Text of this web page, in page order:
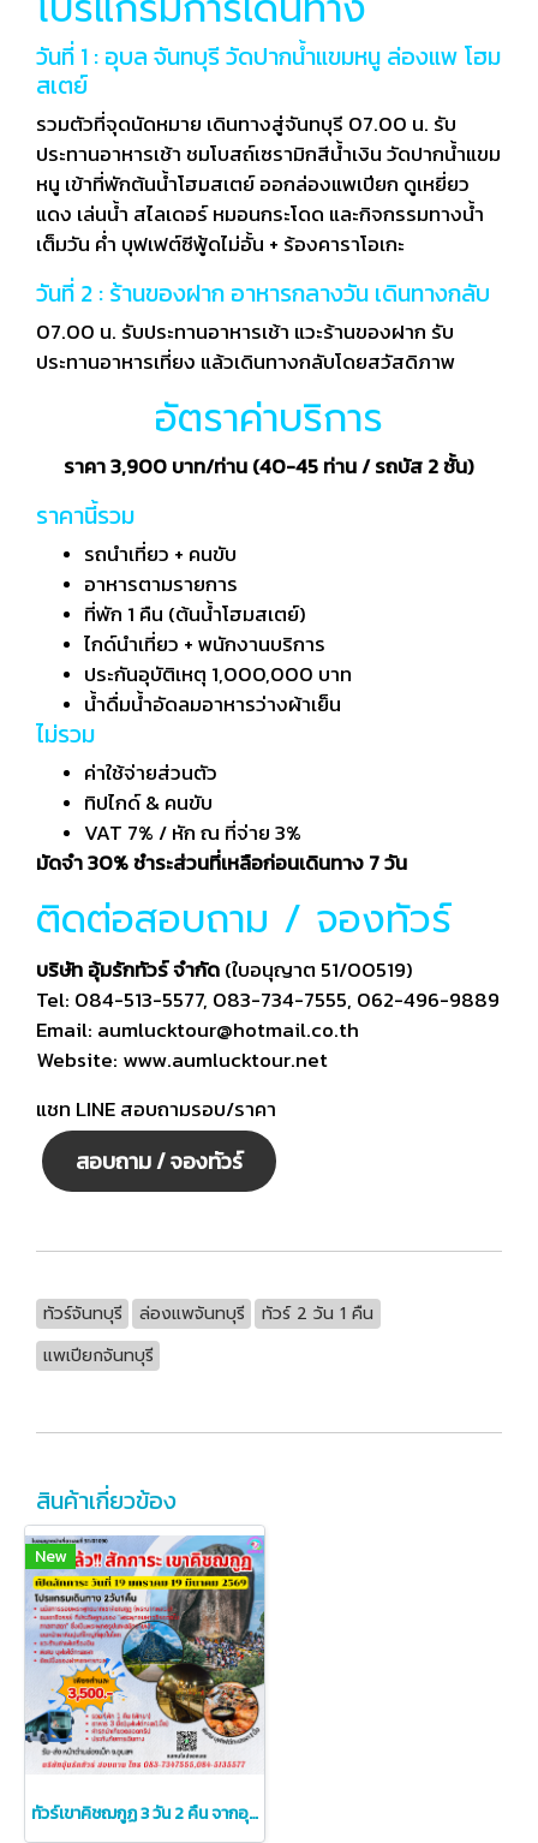
วันที่ 1 : อุบล จันทบุรี วัดปากน้ำแขมหนู ล่องแพ โฮม
สเตย์
รวมตัวที่จุดนัดหมาย เดินทางสู่จันทบุรี 07.00 น. รับ
ประทานอาหารเช้า ชมโบสถ์เซรามิกสีน้ำเงิน วัดปากน้ำแขม
หนู เข้าที่พักต้นน้ำโฮมสเตย์ ออกล่องแพเปียก ดูเหยี่ยว
แดง เล่นน้ำ สไลเดอร์ หมอนกระโดด และกิจกรรมทางน้ำ
เต็มวัน ค่ำ บุฟเฟต์ซีฟู้ดไม่อั้น + ร้องคาราโอเกะ
วันที่ 2 : ร้านของฝาก อาหารกลางวัน เดินทางกลับ
07.00 น. รับประทานอาหารเช้า แวะร้านของฝาก รับ
ประทานอาหารเที่ยง แล้วเดินทางกลับโดยสวัสดิภาพ
อัตราค่าบริการ
ราคา 3,900 บาท/ท่าน (40-45 ท่าน / รถบัส 2 ชั้น)
ราคานี้รวม
รถนำเที่ยว + คนขับ
อาหารตามรายการ
ที่พัก 1 คืน (ต้นน้ำโฮมสเตย์)
ไกด์นำเที่ยว + พนักงานบริการ
ประกันอุบัติเหตุ 1,000,000 บาท
น้ำดื่มน้ำอัดลมอาหารว่างผ้าเย็น
ไม่รวม
ค่าใช้จ่ายส่วนตัว
ทิปไกด์ & คนขับ
VAT 7% / หัก ณ ที่จ่าย 3%
มัดจำ 30% ชำระส่วนที่เหลือก่อนเดินทาง 7 วัน
ติดต่อสอบถาม / จองทัวร์
บริษัท อุ้มรักทัวร์ จำกัด(ใบอนุญาต 51/00519)
Tel: 084-513-5577, 083-734-7555, 062-496-9889
Email: aumlucktour@hotmail.co.th
Website: www.aumlucktour.net
แชท LINE สอบถามรอบ/ราคา
สอบถาม / จองทัวร์
ทัวร์จันทบุรี ล่องแพจันทบุรี
ทัวร์ 2 วัน 1 คืน
แพเปียกจันทบุรี
สินค้าเกี่ยวข้อง
New
ทัวร์เขาคิชฌกูฏ 3 วัน 2 คืน จากอุบลฯ สักการะรอยพระพุทธบาท